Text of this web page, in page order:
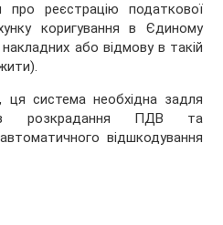
про реєстрацію податкової
коригування в Єдиному
або відмову в такій
ця система необхідна задля
розкрадання ПДВ та
відшкодування